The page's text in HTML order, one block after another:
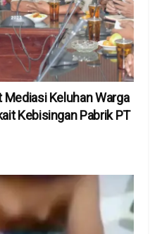
Mediasi Keluhan Warga
Kebisingan Pabrik PT